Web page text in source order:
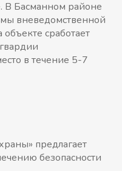
В Басманном районе
вневедомственной
сработает
в течение 5-7
предлагает
безопасности